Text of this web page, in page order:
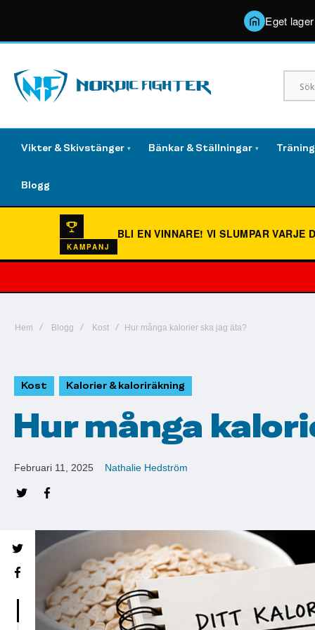
Eget
Vikter & Skivstänger ▾ Bänkar & Ställningar ▾
Blogg
KAMPANJ
BLI EN VINNARE!VI SLUMPAR VARJE
Hem Blogg Kost Hur många kalorier ska jag äta?
Kost Kalorier & kaloriräkning
Hur många
Februari 11, 2025 Nathalie Hedström